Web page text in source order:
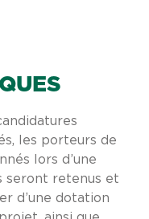
les porteurs de
lors d’une
seront retenus et
d’une dotation